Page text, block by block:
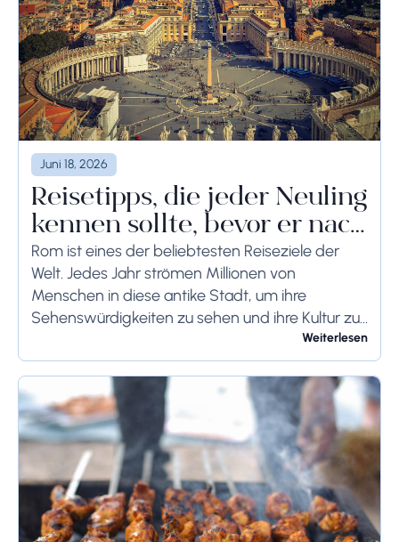
Juni 18, 2026
Reisetipps, die jeder Neuling
kennen sollte, bevor er nach
Rom reist
Rom ist eines der beliebtesten Reiseziele der
Welt. Jedes Jahr strömen Millionen von
Menschen in diese antike Stadt, um ihre
Sehenswürdigkeiten zu sehen und ihre Kultur zu
genießen. Wenn Sie demnächst einen Besuch in
Rom planen,...
Weiterlesen